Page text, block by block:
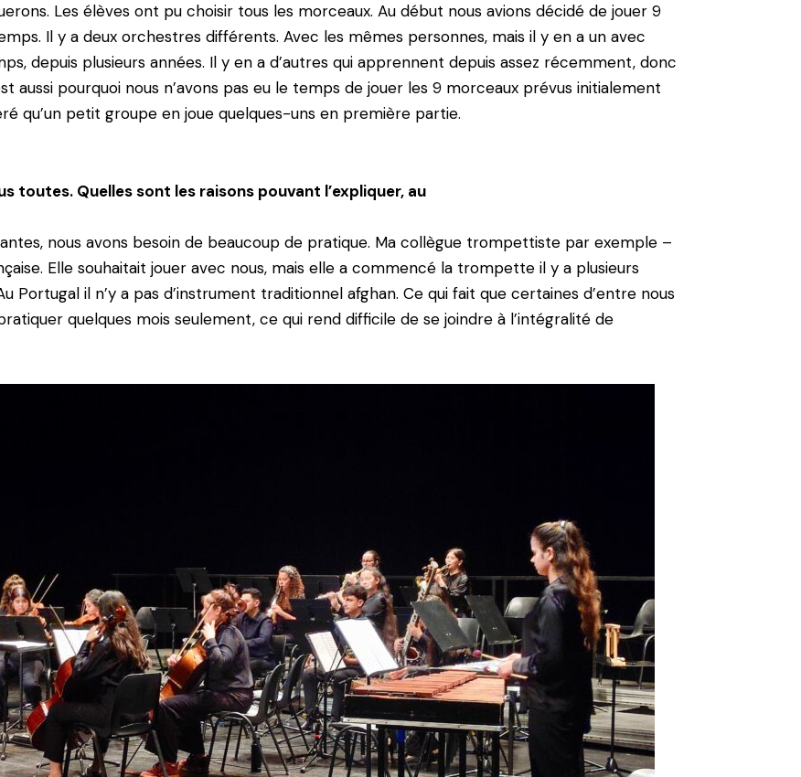
Les élèves ont pu choisir tous les morceaux. Au début nous avions décidé de jouer 9
Il y a deux orchestres différents. Avec les mêmes personnes, mais il y en a un avec
depuis plusieurs années. Il y en a d’autres qui apprennent depuis assez récemment, donc
aussi pourquoi nous n’avons pas eu le temps de jouer les 9 morceaux prévus initialement
qu’un petit groupe en joue quelques-uns en première partie.
toutes. Quelles sont les raisons pouvant l’expliquer, au
nous avons besoin de beaucoup de pratique. Ma collègue trompettiste par exemple –
Elle souhaitait jouer avec nous, mais elle a commencé la trompette il y a plusieurs
Portugal il n’y a pas d’instrument traditionnel afghan. Ce qui fait que certaines d’entre nous
quelques mois seulement, ce qui rend difficile de se joindre à l’intégralité de